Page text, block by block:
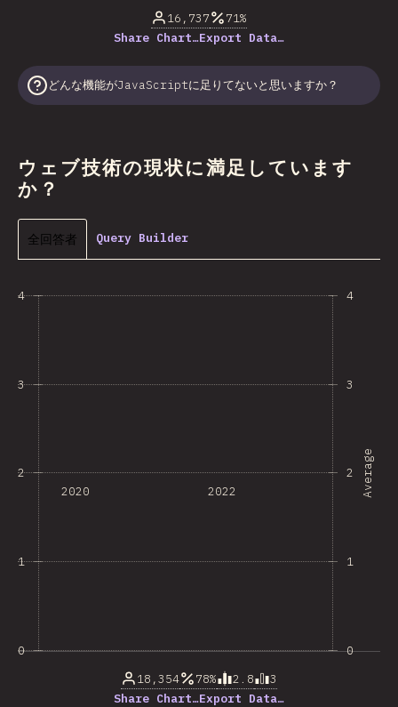
16,737
71%
Share Chart…Export Data…
どんな機能がJavaScriptに足りてないと思いますか？
ウェブ技術の現状に満足しています
か？
全回答者 Query Builder
0
1
2
3
4
2020 2022
0
1
2
3
4
Average
18,354 78% 2.8
3
Share Chart…Export Data…